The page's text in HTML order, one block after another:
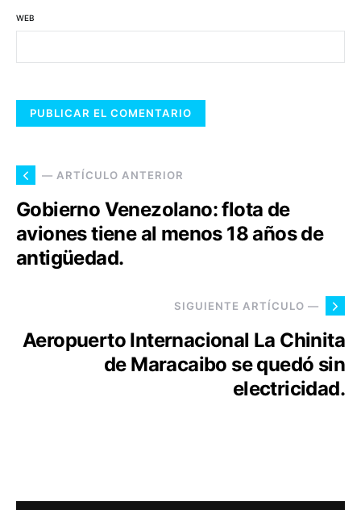
WEB
— ARTÍCULO ANTERIOR
Gobierno Venezolano: flota de
aviones tiene al menos 18 años de
antigüedad.
SIGUIENTE ARTÍCULO —
Aeropuerto Internacional La Chinita
de Maracaibo se quedó sin
electricidad.